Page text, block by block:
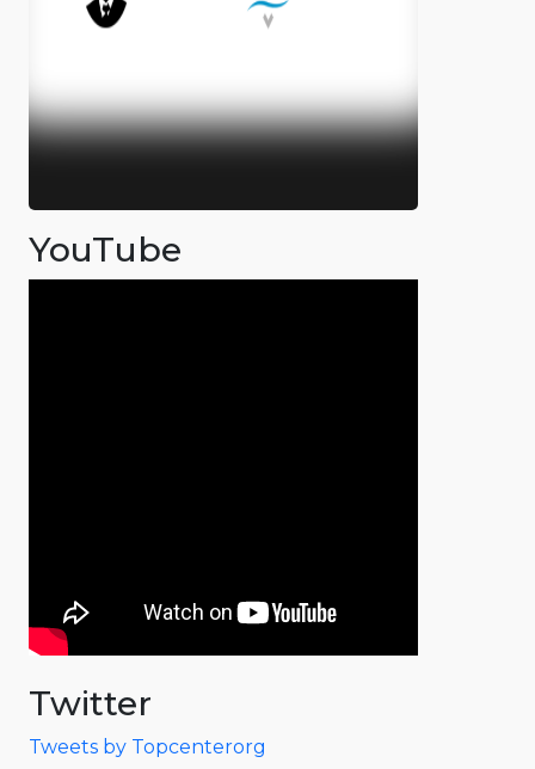
YouTube
Twitter
Tweets by Topcenterorg